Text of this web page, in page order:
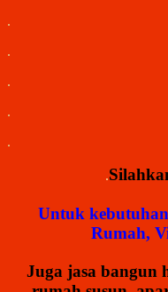
.
.
.
.
.
.
Untuk
Rumah,
Juga jasa bangun